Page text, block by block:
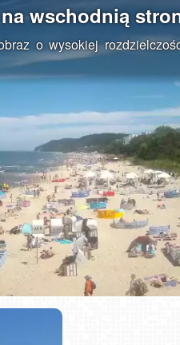
wschodnią
o wysokiej